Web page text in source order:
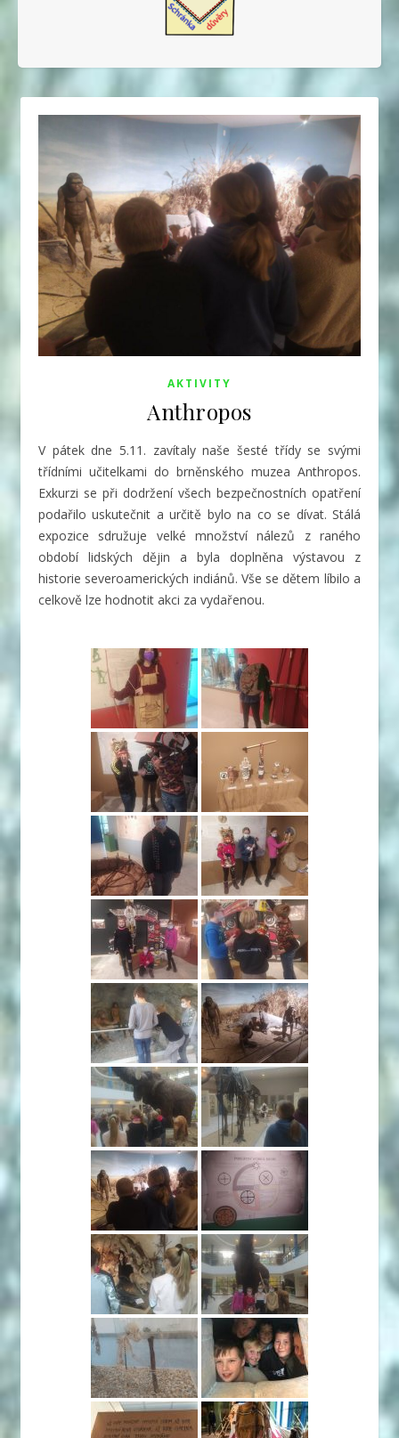
AKTIVITY
Anthropos
V pátek dne 5.11. zavítaly naše šesté třídy se svými
třídními učitelkami do brněnského muzea Anthropos.
Exkurzi se při dodržení všech bezpečnostních opatření
podařilo uskutečnit a určitě bylo na co se dívat. Stálá
expozice sdružuje velké množství nálezů z raného
období lidských dějin a byla doplněna výstavou z
historie severoamerických indiánů. Vše se dětem líbilo a
celkově lze hodnotit akci za vydařenou.